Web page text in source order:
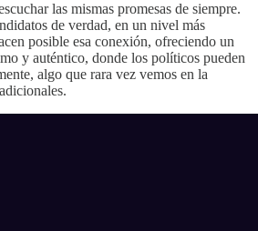
las mismas promesas de siempre.
de verdad, en un nivel más
posible esa conexión, ofreciendo un
y auténtico, donde los políticos pueden
algo que rara vez vemos en la